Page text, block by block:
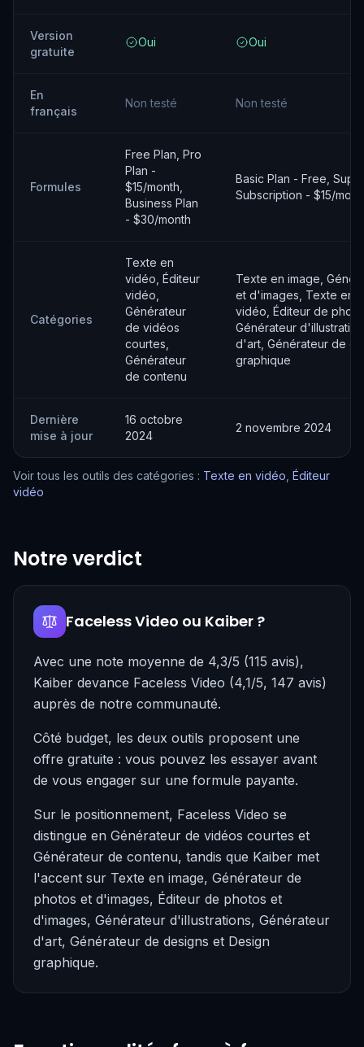
Version
gratuite
Oui Oui
En
français
Non testé Non testé
Formules
Free Plan, Pro
Plan -
$15/month,
Business Plan
- $30/month
Basic Plan - Free,
Subscription - $15/
Catégories
Texte en
vidéo, Éditeur
vidéo,
Générateur
de vidéos
courtes,
Générateur
de contenu
Texte en image,
et d'images, Texte en
vidéo, Éditeur de
Générateur
d'art, Générateur de
graphique
Dernière
mise à jour
16 octobre
2024
2 novembre 2024
Voir tous les outils des catégories : Texte en vidéo Éditeur
vidéo
Notre verdict
Faceless Video ou Kaiber ?
Avec une note moyenne de 4,3/5 (115 avis),
Kaiber devance Faceless Video (4,1/5, 147 avis)
auprès de notre communauté.
Côté budget, les deux outils proposent une
offre gratuite : vous pouvez les essayer avant
de vous engager sur une formule payante.
Sur le positionnement, Faceless Video se
distingue en Générateur de vidéos courtes et
Générateur de contenu, tandis que Kaiber met
l'accent sur Texte en image, Générateur de
photos et d'images, Éditeur de photos et
d'images, Générateur d'illustrations, Générateur
d'art, Générateur de designs et Design
graphique.